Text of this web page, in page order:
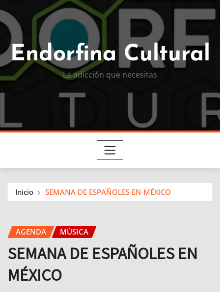
Endorfina Cultural
La adicción que necesitas
Inicio SEMANA DE ESPAÑOLES EN MÉXICO
AGENDA MÚSICA
SEMANA DE ESPAÑOLES EN
MÉXICO